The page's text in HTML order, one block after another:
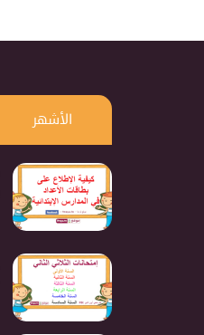
الأشهر